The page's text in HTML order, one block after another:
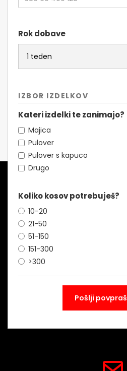
Rok dobave
IZBOR IZDELKOV
Kateri izdelki te zanimajo?
Majica
Pulover
Pulover s kapuco
Drugo
Koliko kosov potrebuješ?
10-20
21-50
51-150
151-300
>300